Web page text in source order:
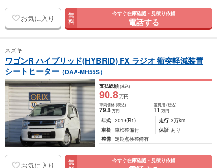
お気に入り 無
料
今すぐ在庫確認・見積り依頼
電話する
スズキ
ワゴンR ハイブリッド(HYBRID) FX ラジオ 衝突軽減装置
シートヒーター （DAA-MH55S）
支払総額(税込)
90.8万円
車両価格(税込)
79.8万円
諸費用 (税込)
11 万円
年式 2019(R1) 走行 3万km
車検 車検整備付 保証 あり
整備 定期点検整備有
お気に入り 無 今すぐ在庫確認・見積り依頼